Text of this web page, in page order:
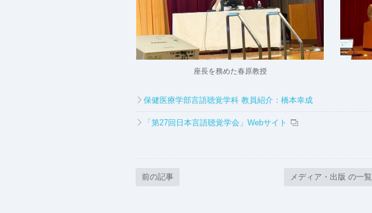
座長を務めた春原教授
保健医療学部言語聴覚学科 教員紹介：橋本幸成
「第27回日本言語聴覚学会」Webサイト
前の記事 メディア・出版 の一覧